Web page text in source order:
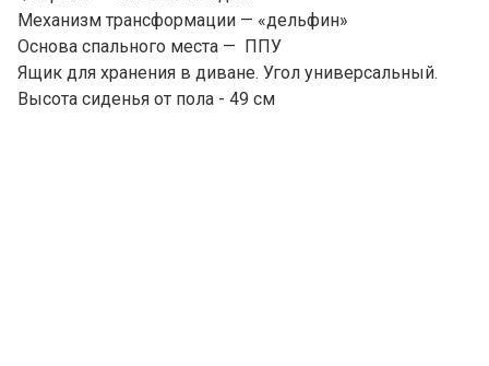
Механизм трансформации — «дельфин»
Основа спального места — ППУ
Ящик для хранения в диване. Угол универсальный.
Высота сиденья от пола - 49 см